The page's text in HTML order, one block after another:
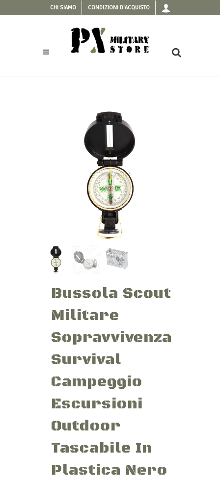
CHI SIAMO CONDIZIONI D'ACQUISTO
Bussola Scout
Militare
Sopravvivenza
Survival
Campeggio
Escursioni
Outdoor
Tascabile In
Plastica Nero